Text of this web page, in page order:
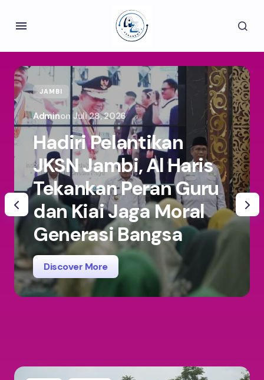
JAMBI
Adminon Juli 28, 2026
Hadiri Pelantikan
JKSN Jambi, Al Haris
Tekankan Peran Guru
dan Kiai Jaga Moral
Generasi Bangsa
Discover More